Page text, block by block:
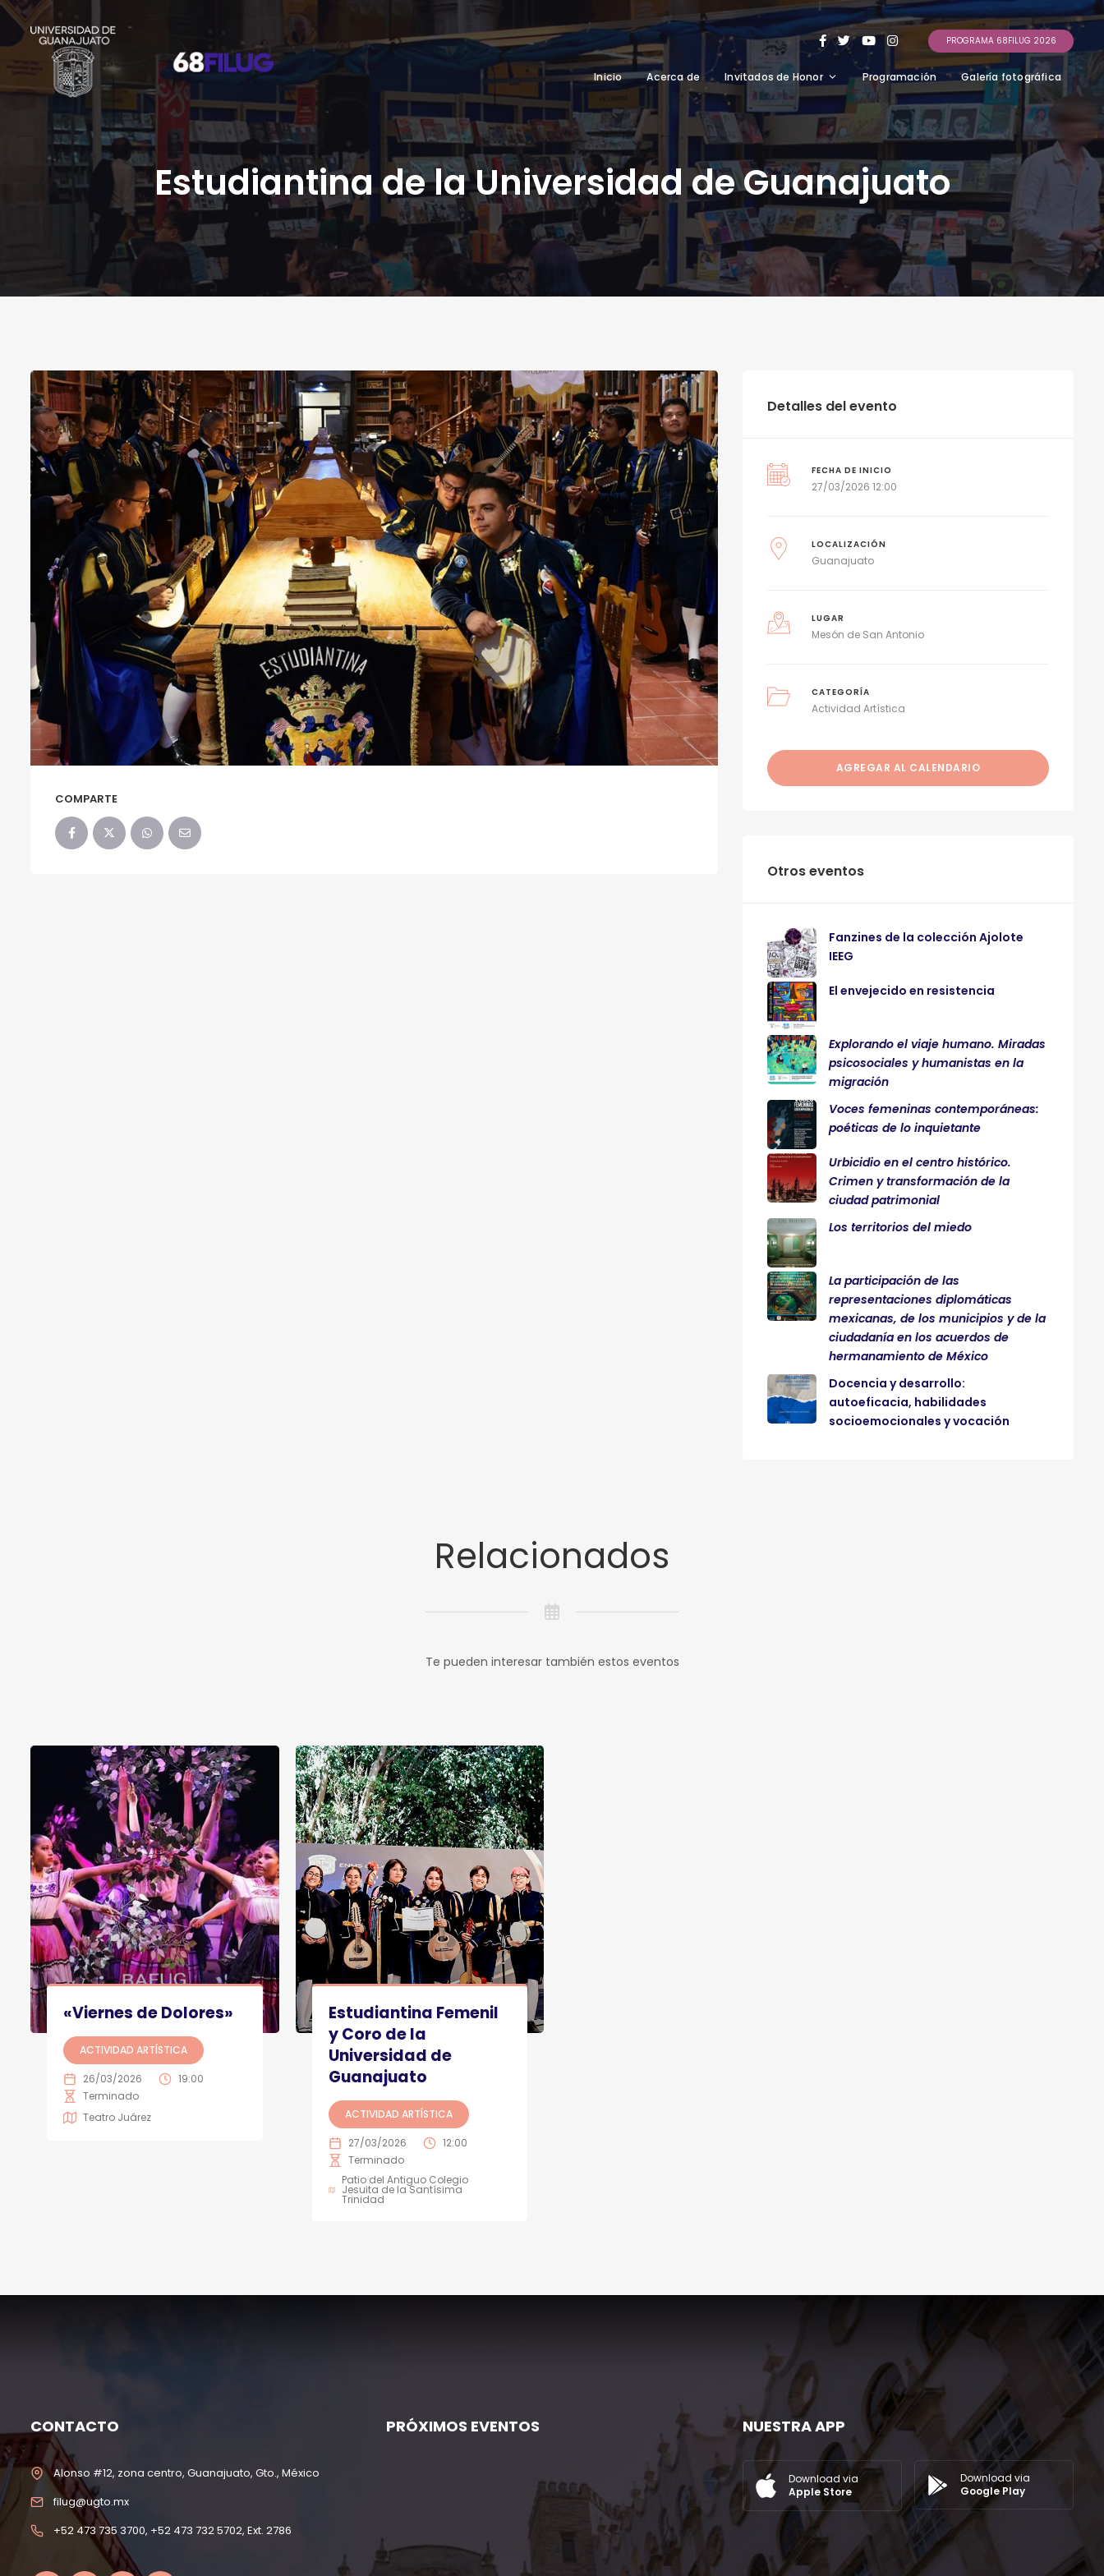
PROGRAMA 68FILUG 2026
Inicio Acerca de Invitados de Honor Programación Galería fotográfica
Estudiantina de la Universidad de Guanajuato
COMPARTE
Detalles del evento
FECHA DE INICIO
27/03/2026 12:00
LOCALIZACIÓN
Guanajuato
LUGAR
Mesón de San Antonio
CATEGORÍA
Actividad Artística
AGREGAR AL CALENDARIO
Otros eventos
Fanzines de la colección Ajolote
IEEG
El envejecido en resistencia
Explorando el viaje humano. Miradas
psicosociales y humanistas en la
migración
Voces femeninas contemporáneas:
poéticas de lo inquietante
Urbicidio en el centro histórico.
Crimen y transformación de la
ciudad patrimonial
Los territorios del miedo
La participación de las
representaciones diplomáticas
mexicanas, de los municipios y de la
ciudadanía en los acuerdos de
hermanamiento de México
Docencia y desarrollo:
autoeficacia, habilidades
socioemocionales y vocación
Relacionados
Te pueden interesar también estos eventos
«Viernes de Dolores»
ACTIVIDAD ARTÍSTICA
26/03/2026
19:00
Terminado
Teatro Juárez
Estudiantina Femenil
y Coro de la
Universidad de
Guanajuato
ACTIVIDAD ARTÍSTICA
27/03/2026
12:00
Terminado
Patio del Antiguo Colegio
Jesuita de la Santísima
Trinidad
CONTACTO
Alonso #12, zona centro, Guanajuato, Gto., México
filug@ugto.mx
+52 473 735 3700, +52 473 732 5702, Ext. 2786
PRÓXIMOS EVENTOS NUESTRA APP
Download via
Apple Store
Download via
Google Play